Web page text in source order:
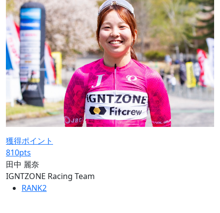
獲得ポイント
810pts
田中 麗奈
IGNTZONE Racing Team
RANK2